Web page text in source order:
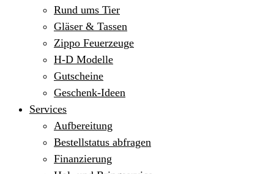
Rund ums Tier
Gläser & Tassen
Zippo Feuerzeuge
H-D Modelle
Gutscheine
Geschenk-Ideen
Services
Aufbereitung
Bestellstatus abfragen
Finanzierung